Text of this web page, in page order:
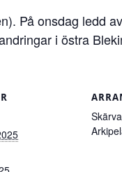
På onsdag ledd
i östra